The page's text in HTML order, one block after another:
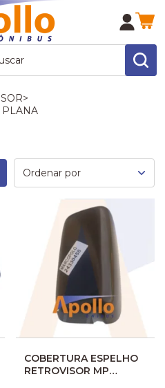
>
PLANA
COBERTURA ESPELHO
RETROVISOR MP